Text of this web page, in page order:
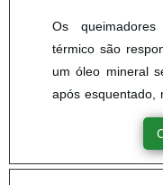
Os
térmico são
um óleo mineral
após esquentado,
produção. O
uniforme, no
um ponto, se